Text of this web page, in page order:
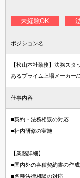
知財・特許求人
法律事務所求人
司法試験合格者（司法
海外LLM・JD修了
未経験OK
ポジション名
【松山本社勤務】法務ス
あるプライム上場メーカー
仕事内容
■契約・法務相談の対応
■社内研修の実施
【業務詳細】
■国内外の各種契約書の作
■各種法律相談の対応